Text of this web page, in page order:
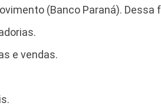
(Banco Paraná).
e vendas.